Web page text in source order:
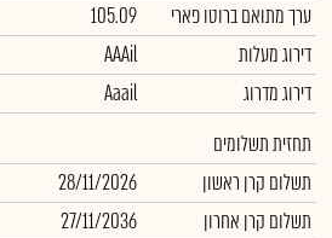
ערך מתואם ברוטו פארי
105.09
דירוג מעלות
AAAil
דירוג מדרוג
Aaail
תחזית תשלומים
תשלום קרן ראשון
28/11/2026
תשלום קרן אחרון
27/11/2036